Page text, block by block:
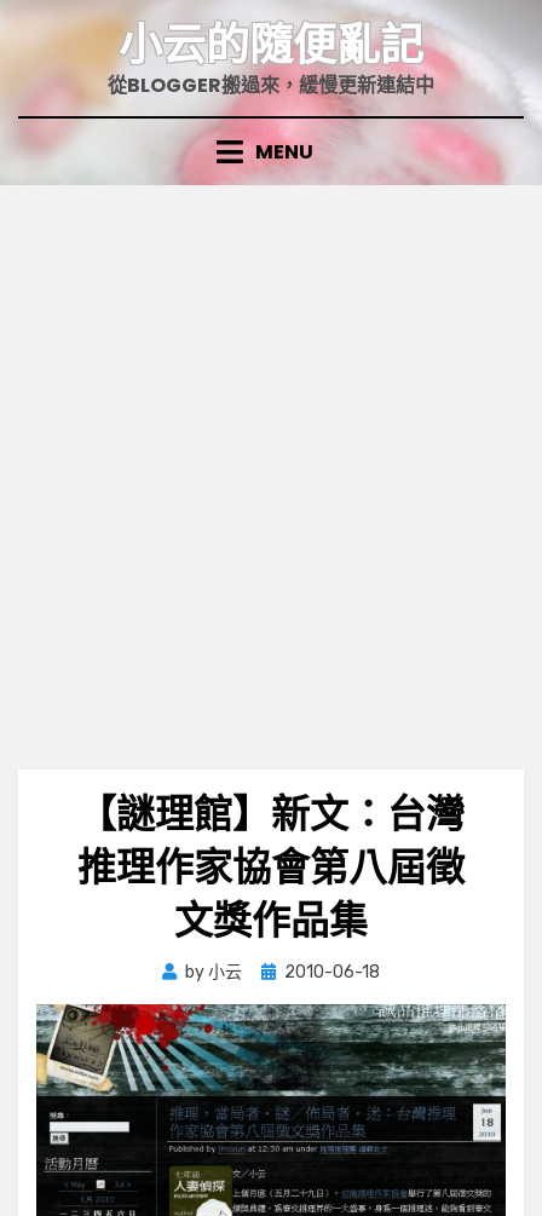
小云的隨便亂記
從BLOGGER搬過來，緩慢更新連結中
MENU
【謎理館】新文：台灣
推理作家協會第八屆徵
文獎作品集
by小云
Posted
2010-06-18